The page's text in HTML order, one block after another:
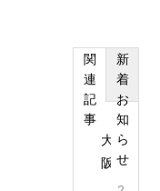
関
連
記
事
新
着
お
知
ら
せ
大
阪